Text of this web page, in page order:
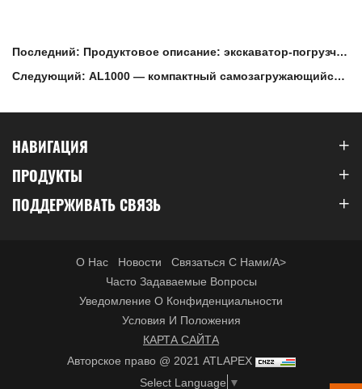
Последний: Продуктовое описание: экскаватор-погрузчик
BK100
Следующий: AL1000 — компактный самозагружающийся
НАВИГАЦИЯ
ПРОДУКТЫ
ПОДДЕРЖИВАТЬ СВЯЗЬ
О Нас Новости
Связаться С Нами/a>
Часто Задаваемые Вопросы
Уведомление О Конфиденциальности
Условия И Положения
КАРТА САЙТА
Авторское право @ 2021 ATLAPEX
Select Language ▼